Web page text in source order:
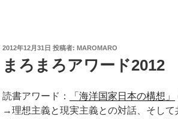
投
日:
2012年12月31日 投稿者: MAROMARO
まろまろアワード2012
読書アワード： 「海洋国家日本の構想」
→理想主義と現実主義との対話、そし